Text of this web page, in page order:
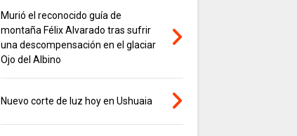
Murió el reconocido guía de
montaña Félix Alvarado tras sufrir
una descompensación en el glaciar
Ojo del Albino
Nuevo corte de luz hoy en Ushuaia